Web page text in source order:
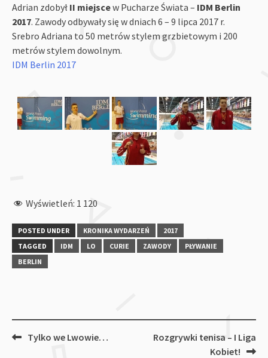
Adrian zdobył II miejscew Pucharze Świata – IDM Berlin
2017. Zawody odbywały się w dniach 6 – 9 lipca 2017 r.
Srebro Adriana to 50 metrów stylem grzbietowym i 200
metrów stylem dowolnym.
IDM Berlin 2017
Wyświetleń: 1 120
POSTED UNDER KRONIKA WYDARZEŃ
2017
TAGGED
IDM LO CURIE ZAWODY
PŁYWANIE
BERLIN
PostTylko we Lwowie…
Rozgrywki tenisa – I Liga
Kobiet!